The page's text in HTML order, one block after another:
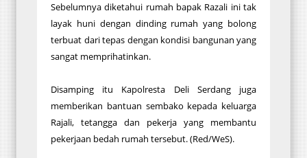
Sebelumnya diketahui rumah bapak Razali ini tak
layak huni dengan dinding rumah yang bolong
terbuat dari tepas dengan kondisi bangunan yang
sangat memprihatinkan.
Disamping itu Kapolresta Deli Serdang juga
memberikan bantuan sembako kepada keluarga
Rajali, tetangga dan pekerja yang membantu
pekerjaan bedah rumah tersebut. (Red/WeS).